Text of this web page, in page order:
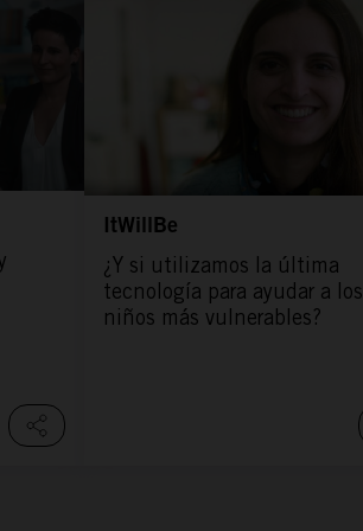
ItWillBe
¿Y si utilizamos la última
tecnología para ayudar a los
niños más vulnerables?